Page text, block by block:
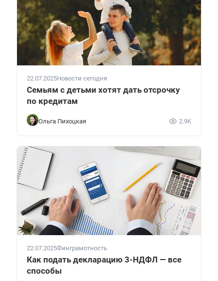
22.07.2025Новости сегодня
Семьям с детьми хотят дать отсрочку
по кредитам
Ольга Пихоцкая 2.9K
22.07.2025Финграмотность
Как подать декларацию 3-НДФЛ — все
способы